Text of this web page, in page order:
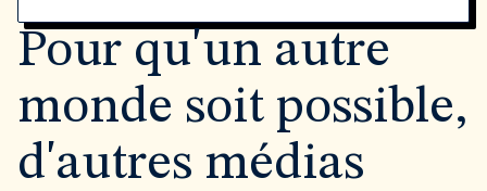
Pour qu'un autre
monde soit possible,
d'autres médias